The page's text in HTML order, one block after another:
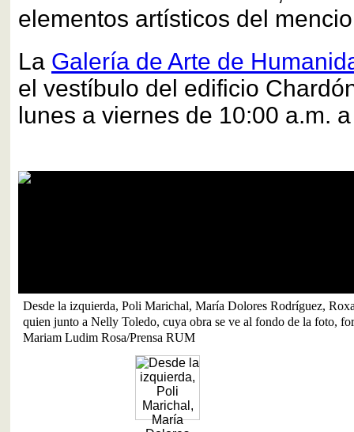
elementos artísticos del
La Galería de Arte de
el vestíbulo del edificio
lunes a viernes de 10:00 a.m.
Desde la izquierda, Poli Marichal, María Dolores Rodríguez,
quien junto a Nelly Toledo, cuya obra se ve al fondo de la foto,
Mariam Ludim Rosa/Prensa RUM